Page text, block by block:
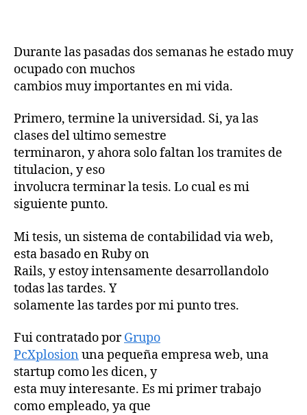
Durante las pasadas dos semanas he estado muy
ocupado con muchos
cambios muy importantes en mi vida.
Primero, termine la universidad. Si, ya las
clases del ultimo semestre
terminaron, y ahora solo faltan los tramites de
titulacion, y eso
involucra terminar la tesis. Lo cual es mi
siguiente punto.
Mi tesis, un sistema de contabilidad via web,
esta basado en Ruby on
Rails, y estoy intensamente desarrollandolo
todas las tardes. Y
solamente las tardes por mi punto tres.
Fui contratado porGrupo
PcXplosion una pequeña empresa web, una
startup como les dicen, y
esta muy interesante. Es mi primer trabajo
como empleado, ya que